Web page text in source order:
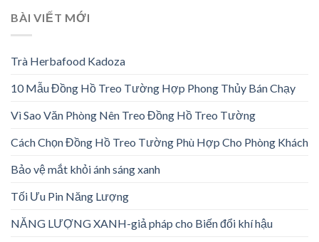
BÀI VIẾT MỚI
Trà Herbafood Kadoza
10 Mẫu Đồng Hồ Treo Tường Hợp Phong Thủy Bán Chạy
Vì Sao Văn Phòng Nên Treo Đồng Hồ Treo Tường
Cách Chọn Đồng Hồ Treo Tường Phù Hợp Cho Phòng Khách
Bảo vệ mắt khỏi ánh sáng xanh
Tối Ưu Pin Năng Lượng
NĂNG LƯỢNG XANH-giả pháp cho Biến đổi khí hậu